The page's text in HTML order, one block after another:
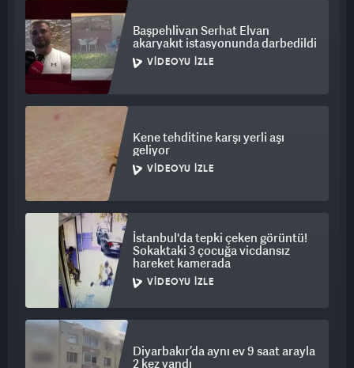
Başpehlivan Serhat Elvan
akaryakıt istasyonunda darbedildi
VIDEOYU İZLE
Kene tehditine karşı yerli aşı
geliyor
VIDEOYU İZLE
İstanbul'da tepki çeken görüntü!
Sokaktaki 3 çocuğa vicdansız
hareket kamerada
VIDEOYU İZLE
Diyarbakır’da aynı ev 9 saat arayla
2 kez yandı